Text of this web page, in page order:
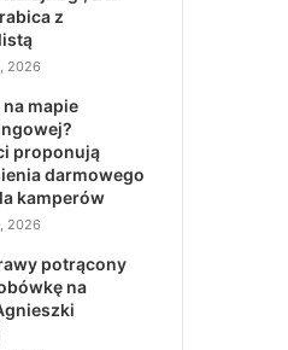
z
2026
mapie
proponują
darmowego
kamperów
2026
potrącony
na